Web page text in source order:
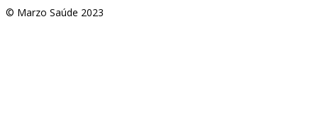
© Marzo Saúde 2023